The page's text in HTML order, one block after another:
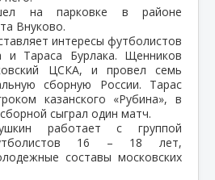
на парковке в районе
Внуково.
интересы футболистов
и Тараса Бурлака. Щенников
ЦСКА, и провел семь
сборную России. Тарас
казанского «Рубина», в
сыграл один матч.
работает с группой
16 – 18 лет,
составы московских